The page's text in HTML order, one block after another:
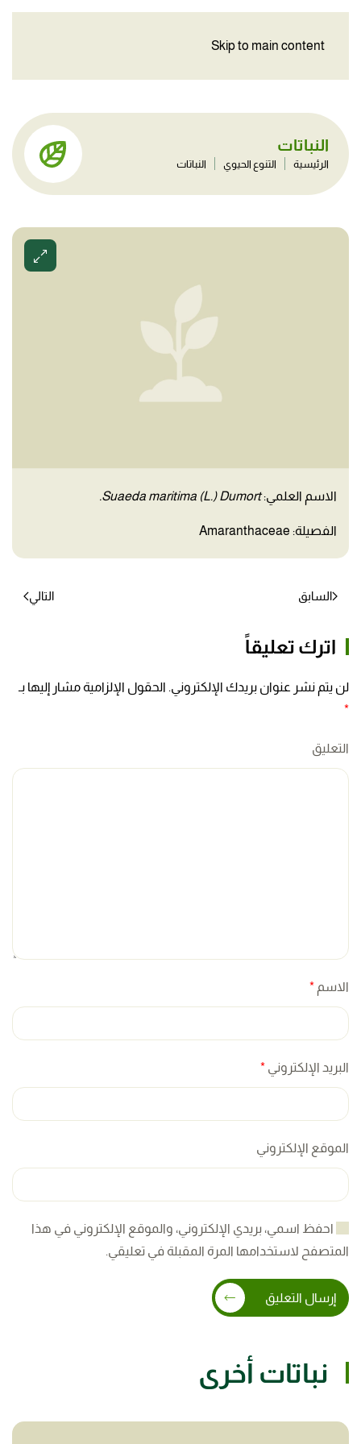
Skip to main content
النباتات
الرئيسية التنوع الحيوي النباتات
الاسم العلمي:Suaeda maritima (L.) Dumort.
الفصيلة: Amaranthaceae
السابق التالي
اترك تعليقاً
لن يتم نشر عنوان بريدك الإلكتروني. الحقول الإلزامية مشار إليها بـ
*
التعليق
الاسم *
البريد الإلكتروني *
الموقع الإلكتروني
احفظ اسمي، بريدي الإلكتروني، والموقع الإلكتروني في هذا
المتصفح لاستخدامها المرة المقبلة في تعليقي.
إرسال التعليق
نباتات أخرى